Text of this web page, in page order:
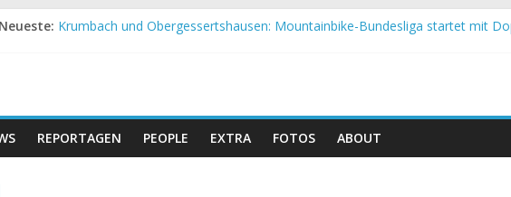
Krumbach und Obergessertshausen: Mountainbike-Bundesliga startet mit
REPORTAGEN PEOPLE EXTRA FOTOS ABOUT